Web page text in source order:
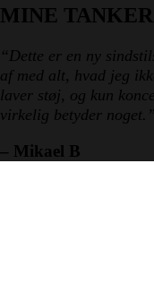
MINE TANKER
“Dette er en ny
af med alt, hvad jeg
laver støj, og kun
virkelig betyder noget.”
– Mikael B